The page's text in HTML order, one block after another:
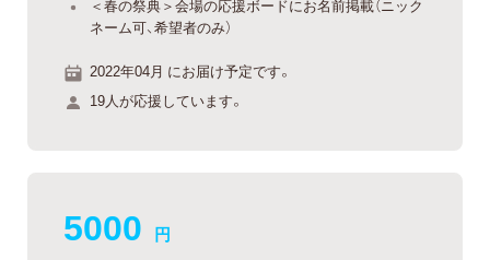
＜春の祭典＞会場の応援ボードにお名前掲載（ニック
ネーム可、希望者のみ）
2022年04月 にお届け予定です。
19人が応援しています。
5000 円